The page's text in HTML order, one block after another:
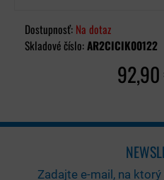
Dostupnosť: Na dotaz
Skladové číslo:AR2CICIK00122
Zadajte e-mail, na